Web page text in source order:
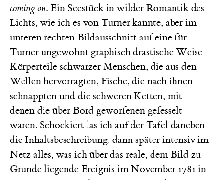
coming on. Ein Seestück in wilder Romantik des
Lichts, wie ich es von Turner kannte, aber im
unteren rechten Bildausschnitt auf eine für
Turner ungewohnt graphisch drastische Weise
Körperteile schwarzer Menschen, die aus den
Wellen hervorragten, Fische, die nach ihnen
schnappten und die schweren Ketten, mit
denen die über Bord geworfenen gefesselt
waren. Schockiert las ich auf der Tafel daneben
die Inhaltsbeschreibung, dann später intensiv im
Netz alles, was ich über das reale, dem Bild zu
Grunde liegende Ereignis im November 1781 in